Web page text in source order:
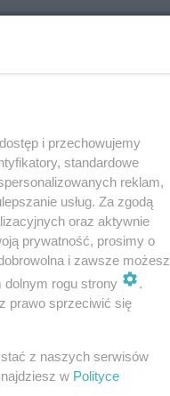
i przechowujemy
standardowe
reklam,
usług. Za zgodą
oraz aktywnie
prywatność, prosimy o
i zawsze możesz
rogu strony
prawo sprzeciwić się
z naszych serwisów
w Polityce